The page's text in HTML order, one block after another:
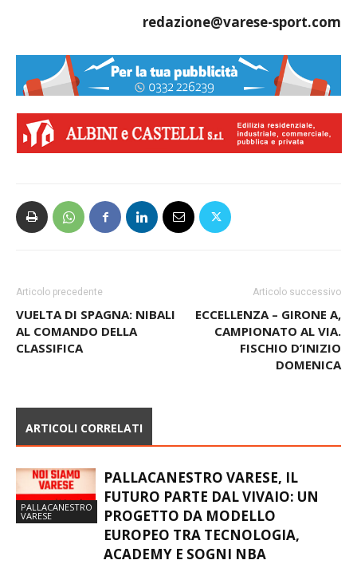
redazione@varese-sport.com
Articolo precedente
VUELTA DI SPAGNA: NIBALI
AL COMANDO DELLA
CLASSIFICA
Articolo successivo
ECCELLENZA – GIRONE A,
CAMPIONATO AL VIA.
FISCHIO D’INIZIO
DOMENICA
ARTICOLI CORRELATI
PALLACANESTRO
VARESE
PALLACANESTRO VARESE, IL
FUTURO PARTE DAL VIVAIO: UN
PROGETTO DA MODELLO
EUROPEO TRA TECNOLOGIA,
ACADEMY E SOGNI NBA